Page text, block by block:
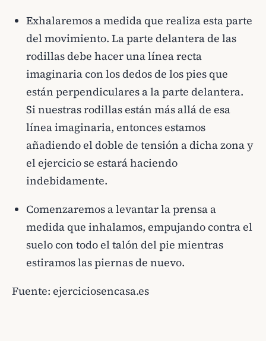
Exhalaremos a medida que realiza esta parte
del movimiento. La parte delantera de las
rodillas debe hacer una línea recta
imaginaria con los dedos de los pies que
están perpendiculares a la parte delantera.
Si nuestras rodillas están más allá de esa
línea imaginaria, entonces estamos
añadiendo el doble de tensión a dicha zona y
el ejercicio se estará haciendo
indebidamente.
Comenzaremos a levantar la prensa a
medida que inhalamos, empujando contra el
suelo con todo el talón del pie mientras
estiramos las piernas de nuevo.
Fuente: ejerciciosencasa.es